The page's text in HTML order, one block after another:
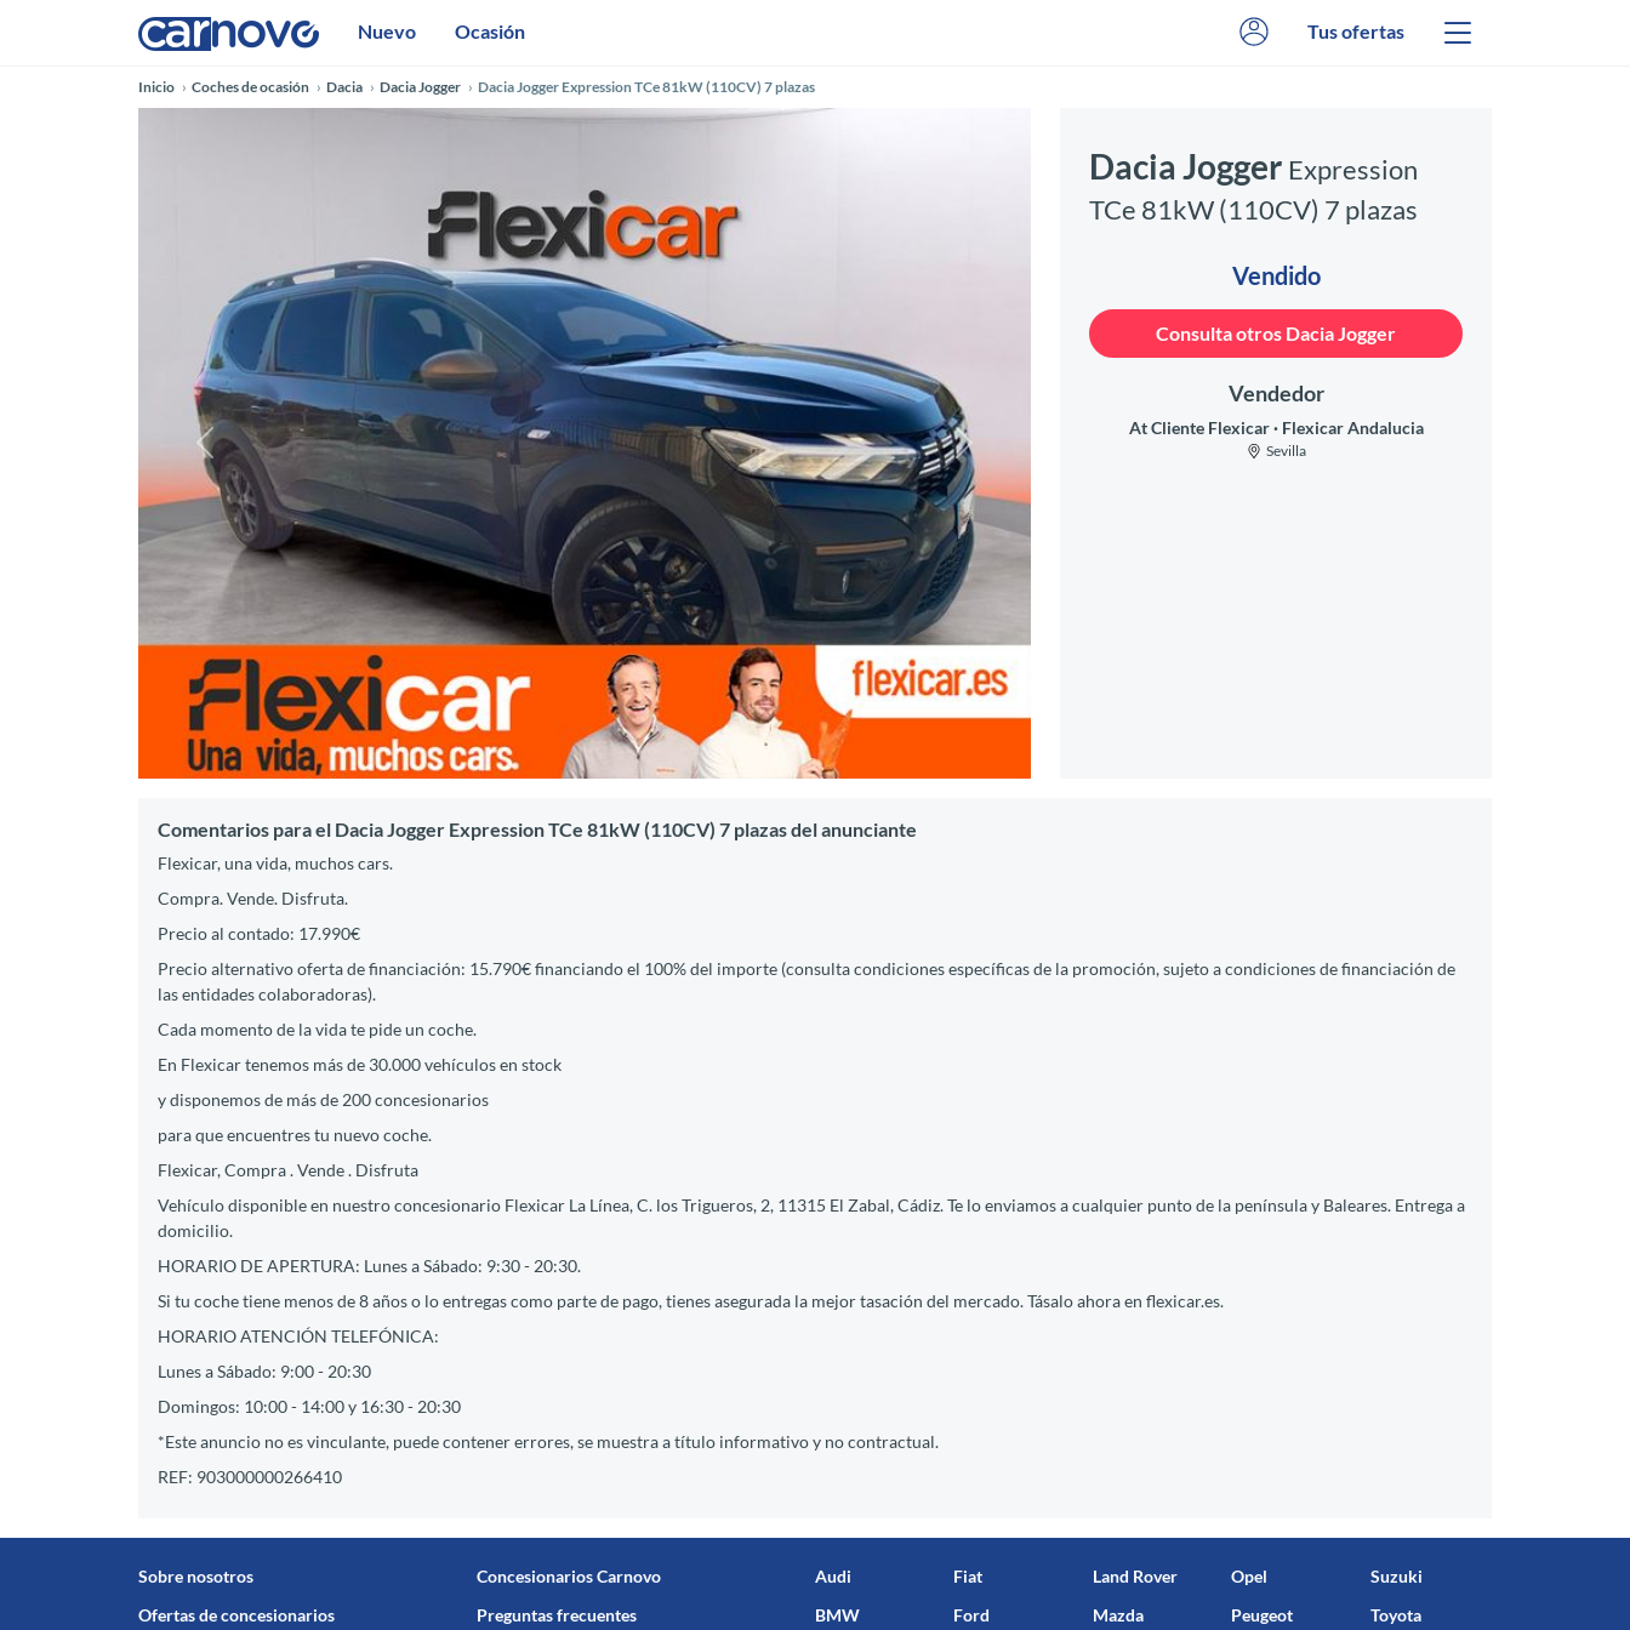
Nuevo Ocasión Tus ofertas
Inicio Coches de ocasión Dacia Dacia Jogger Dacia Jogger Expression TCe 81kW (110CV) 7 plazas
Anterior Siguiente
Dacia Jogger Expression
TCe 81kW (110CV) 7 plazas
Vendido
Consulta otros Dacia Jogger
Vendedor
At Cliente Flexicar Flexicar Andalucia
Sevilla
Comentarios para el Dacia Jogger Expression TCe 81kW (110CV) 7 plazas del anunciante
Flexicar, una vida, muchos cars.
Compra. Vende. Disfruta.
Precio al contado: 17.990€
Precio alternativo oferta de financiación: 15.790€ financiando el 100% del importe (consulta condiciones específicas de la promoción, sujeto a condiciones de financiación de
las entidades colaboradoras).
Cada momento de la vida te pide un coche.
En Flexicar tenemos más de 30.000 vehículos en stock
y disponemos de más de 200 concesionarios
para que encuentres tu nuevo coche.
Flexicar, Compra . Vende . Disfruta
Vehículo disponible en nuestro concesionario Flexicar La Línea, C. los Trigueros, 2, 11315 El Zabal, Cádiz. Te lo enviamos a cualquier punto de la península y Baleares. Entrega a
domicilio.
HORARIO DE APERTURA: Lunes a Sábado: 9:30 - 20:30.
Si tu coche tiene menos de 8 años o lo entregas como parte de pago, tienes asegurada la mejor tasación del mercado. Tásalo ahora en flexicar.es.
HORARIO ATENCIÓN TELEFÓNICA:
Lunes a Sábado: 9:00 - 20:30
Domingos: 10:00 - 14:00 y 16:30 - 20:30
*Este anuncio no es vinculante, puede contener errores, se muestra a título informativo y no contractual.
REF: 903000000266410
Sobre nosotros
Ofertas de concesionarios
Concesionarios Carnovo
Preguntas frecuentes
Audi
BMW
Fiat
Ford
Land Rover
Mazda
Opel
Peugeot
Suzuki
Toyota